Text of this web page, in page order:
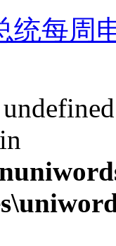
统每周